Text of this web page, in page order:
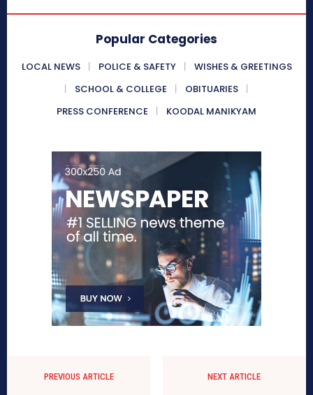
Popular Categories
LOCAL NEWS POLICE & SAFETY
WISHES & GREETINGS
SCHOOL & COLLEGE
OBITUARIES
PRESS CONFERENCE
KOODAL MANIKYAM
PREVIOUS ARTICLE NEXT ARTICLE